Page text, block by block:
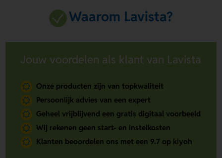
Waarom Lavista?
Jouw voordelen als klant van Lavista
Onze producten zijn van topkwaliteit
Persoonlijk advies van een expert
Geheel vrijblijvend een gratis digitaal voorbeeld
Wij rekenen geen start- en instelkosten
Klanten beoordelen ons met een 9.7 op kiyoh